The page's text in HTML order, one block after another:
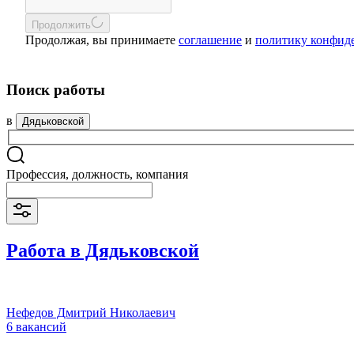
Продолжить
Продолжая, вы принимаете соглашение и политику
Поиск работы
в Дядьковской
Профессия, должность, компания
Работа в Дядьковской
Нефедов Дмитрий Николаевич
6 вакансий